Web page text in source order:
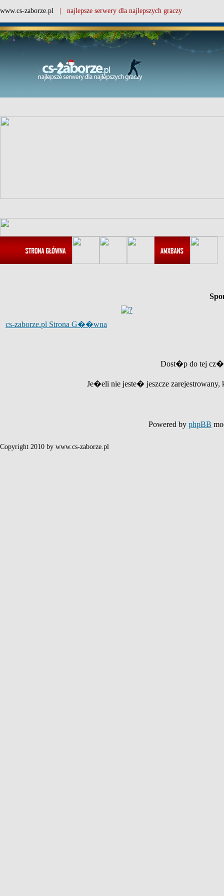
www.cs-zaborze.pl | najlepsze serwery dla najlepszych graczy
cs-zaborze.pl Strona G��wna
Dost�p do tej
Je�eli nie jeste� jeszcze
Powered by phpBB
Copyright 2010 by www.cs-zaborze.pl